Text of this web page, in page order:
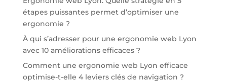
étapes puissantes permet d’optimiser une
ergonomie ?
À qui s’adresser pour une ergonomie web Lyon
avec 10 améliorations efficaces ?
Comment une ergonomie web Lyon efficace
optimise-t-elle 4 leviers clés de navigation ?